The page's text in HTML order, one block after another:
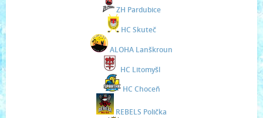
ZH Pardubice
HC Skuteč
ALOHA Lanškroun
HC Litomyšl
HC Choceň
REBELS Polička